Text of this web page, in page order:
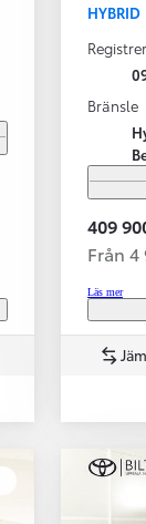
HYBRID
Bränsle
409
Från
Läs mer